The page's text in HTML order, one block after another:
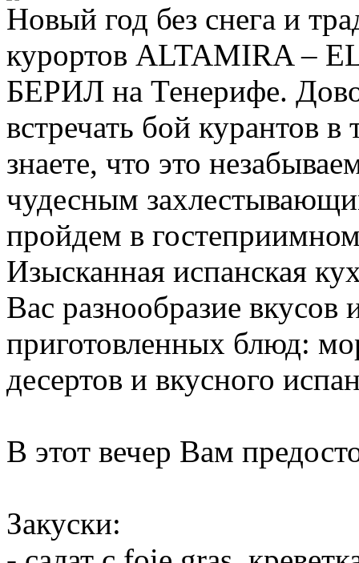
Новый год без снега и
курортов ALTAMIRA –
БЕРИЛ на Тенерифе.
встречать бой курантов
знаете, что это
чудесным
пройдем в
Изысканная испанская
Вас разнообразие
приготовленных блюд:
десертов и вкусного
В этот вечер Вам
Закуски: